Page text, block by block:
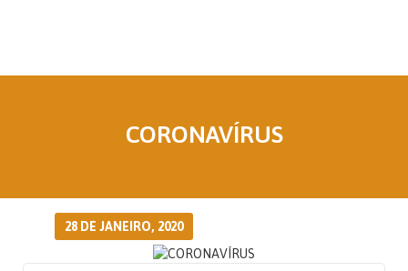
CORONAVÍRUS
28 DE JANEIRO, 2020